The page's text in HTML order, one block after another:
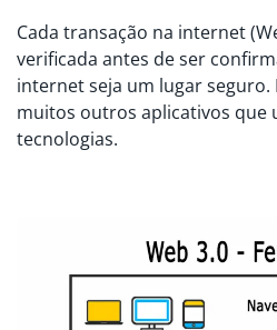
Cada transação na internet
verificada antes de ser
internet seja um lugar
muitos outros aplicativos que
tecnologias.